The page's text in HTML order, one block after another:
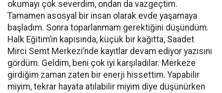
okumayı çok severdim, ondan da vazgeçtim.
Tamamen asosyal bir insan olarak evde yaşamaya
başladım. Sonra toparlanmam gerektiğini düşündüm.
Halk Eğitim’in kapısında, küçük bir kağıtta, Saadet
Mirci Semt Merkezi’nde kayıtlar devam ediyor yazısını
gördüm. Geldim, beni çok iyi karşıladılar. Merkeze
girdiğim zaman zaten bir enerji hissettim. Yapabilir
miyim, tekrar hayata atılabilir miyim diye düşünürken